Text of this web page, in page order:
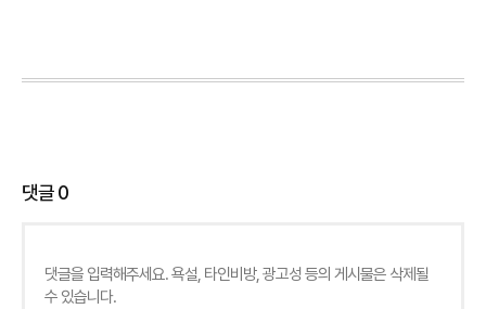
댓글0